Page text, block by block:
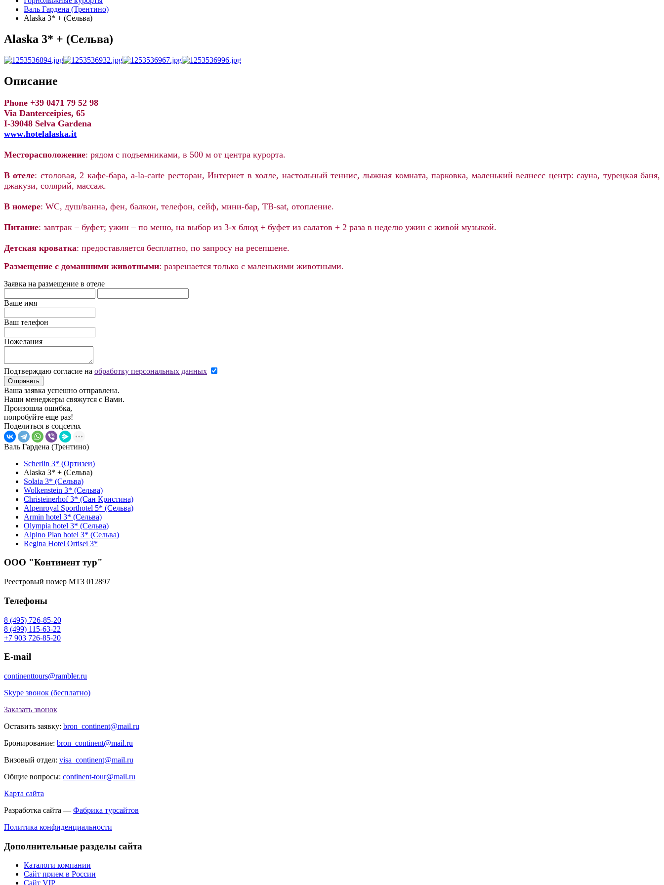
Валь Гардена (Трентино)
Alaska 3* + (Сельва)
Alaska 3* + (Сельва)
Описание
Phone +39 0471 79 52 98
Via Danterceipies, 65
I-39048 Selva Gardena
www.hotelalaska.it
Месторасположение: рядом с подъемниками, в 500 м от центра курорта.
В отеле: столовая, 2 кафе-бара,a-la-carte ресторан, Интернет в холле, настольный теннис, лыжная комната, парковка, маленький велнесс центр: сауна, турецкая баня,
джакузи, солярий, массаж.
В номере: WC, душ/ванна, фен, балкон, телефон, сейф, мини-бар, ТВ-sat, отопление.
Питание: завтрак – буфет; ужин – по меню, на выбор из 3-х блюд + буфет из салатов + 2 раза в неделю ужин с живой музыкой.
Детская кроватка: предоставляется бесплатно, по запросу на ресепшене.
Размещение с домашними животными: разрешается только с маленькими животными.
Заявка на размещение в отеле
Ваше имя
Ваш телефон
Пожелания
Подтверждаю согласие на обработку персональных данных
Отправить
Ваша заявка успешно отправлена.
Наши менеджеры свяжутся с Вами.
Произошла ошибка,
попробуйте еще раз!
Поделиться в соцсетях
Валь Гардена (Трентино)
Scherlin 3* (Ортизеи)
Alaska 3* + (Сельва)
Solaia 3* (Сельва)
Wolkenstein 3* (Сельва)
Christeinerhof 3* (Сан Кристина)
Alpenroyal Sporthotel 5* (Сельва)
Armin hotel 3* (Сельва)
Olympia hotel 3* (Сельва)
Alpino Plan hotel 3* (Сельва)
Regina Hotel Ortisei 3*
ООО "Континент тур"
Реестровый номер МТЗ 012897
Телефоны
8 (495) 726-85-20
8 (499) 115-63-22
+7 903 726-85-20
E-mail
continenttours@rambler.ru
Skype звонок (бесплатно)
Заказать звонок
Оставить заявку: bron_continent@mail.ru
Бронирование: bron_continent@mail.ru
Визовый отдел: visa_continent@mail.ru
Общие вопросы: continent-tour@mail.ru
Карта сайта
Разработка сайта — Фабрика турсайтов
Политика конфиденциальности
Дополнительные разделы сайта
Каталоги компании
Сайт прием в России
Сайт VIP